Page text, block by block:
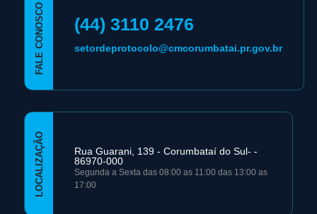
FALE CONOSCO (44) 3110 2476
setordeprotocolo@cmcorumbatai.pr.gov.br
LOCALIZAÇÃO
Rua Guarani, 139 - Corumbataí­ do Sul- -
86970-000
Segunda a Sexta das 08:00 as 11:00 das 13:00 as
17:00